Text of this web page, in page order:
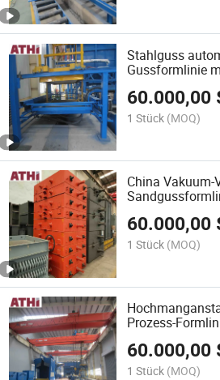
Stahlguss
Gussformlinie
60.000,00
1 Stück (MOQ)
China Vakuum-
60.000,00
1 Stück (MOQ)
Prozess-
60.000,00
1 Stück (MOQ)